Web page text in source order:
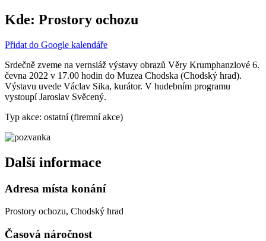
Kde: Prostory ochozu
Přidat do Google kalendáře
Srdečně zveme na vernsiáž výstavy obrazů Věry Krumphanzlové 6.
čevna 2022 v 17.00 hodin do Muzea Chodska (Chodský hrad).
Výstavu uvede Václav Sika, kurátor. V hudebním programu
vystoupí Jaroslav Svěcený.
Typ akce: ostatní (firemní akce)
Další informace
Adresa místa konání
Prostory ochozu, Chodský hrad
Časová náročnost